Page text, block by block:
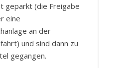
geparkt (die Freigabe
eine
an der
und sind dann zu
gegangen.